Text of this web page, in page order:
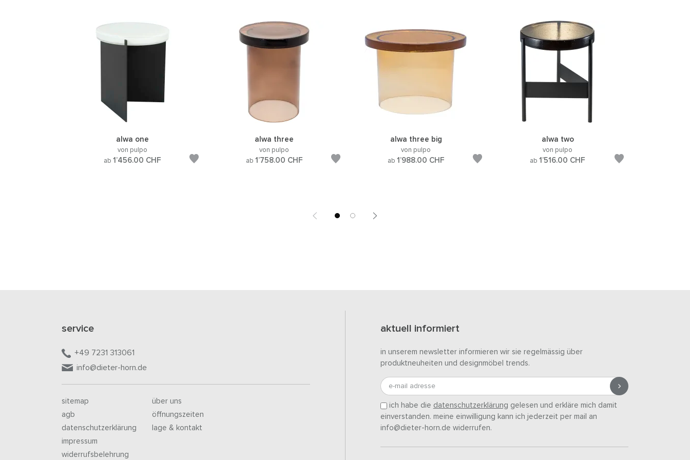
alwa one
von pulpo
ab 1’456.00 CHF
alwa three
von pulpo
ab 1’758.00 CHF
alwa three big
von pulpo
ab 1’988.00 CHF
alwa two
von pulpo
ab 1’516.00 CHF
service
+49 7231 313061
info@dieter-horn.de
sitemap
agb
datenschutzerklärung
impressum
widerrufsbelehrung
über uns
öffnungszeiten
lage & kontakt
aktuell informiert
in unserem newsletter informieren wir sie regelmässig über
produktneuheiten und designmöbel trends.
e-mail adresse
ich habe die datenschutzerklärung gelesen und erkläre mich damit
einverstanden. meine einwilligung kann ich jederzeit per mail an
info@dieter-horn.de widerrufen.